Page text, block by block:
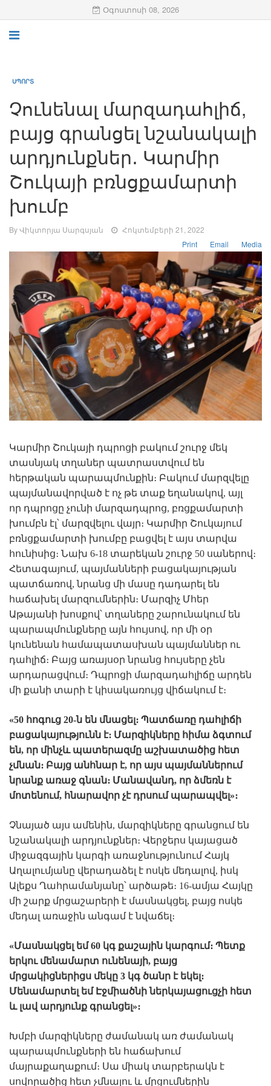
Օգոստոսի 08, 2026
ՍՊՈՐՏ
Չունենալ մարզադահլիճ,
բայց գրանցել նշանակալի
արդյունքներ․ Կարմիր
Շուկայի բռնցքամարտի
խումբ
By Վիկտորյա Սարգսյան
Հոկտեմբերի 21, 2022
Print
Email Media
Կարմիր Շուկայի դպրոցի բակում շուրջ մեկ
տասնյակ տղաներ պատրաստվում են
հերթական պարապմունքին։ Բակում մարզվելը
պայմանավորված է ոչ թե տաք եղանակով, այլ
որ դպրոցը չունի մարզադպրոց, բռցքամարտի
խումբն էլ՝ մարզվելու վայր։ Կարմիր Շուկայում
բռնցքամարտի խումբը բացվել է այս տարվա
հունիսից։ Նախ 6-18 տարեկան շուրջ 50 սաներով։
Հետագայում, պայմանների բացակայության
պատճառով, նրանց մի մասը դադարել են
հաճախել մարզումներին։ Մարզիչ Մհեր
Աթայանի խոսքով՝ տղաները շարունակում են
պարապմունքները այն հույսով, որ մի օր
կունենան համապատասխան պայմաններ ու
դահլիճ։ Բայց առայսօր նրանց հույսերը չեն
արդարացվում։ Դպրոցի մարզադահլիճը արդեն
մի քանի տարի է կիսակառույց վիճակում է։
«50 հոգուց 20-ն են մնացել։ Պատճառը դահլիճի
բացակայությունն է։ Մարզիկները հիմա ձգտում
են, որ մինչև պատերազմը աշխատածից հետ
չմնան։ Բայց անհնար է, որ այս պայմաններում
նրանք առաջ գնան։ Մանավանդ, որ ձմեռն է
մոտենում, հնարավոր չէ դրսում պարապվել»։
Չնայած այս ամենին, մարզիկները գրանցում են
նշանակալի արդյունքներ։ Վերջերս կայացած
միջազգային կարգի առաջնությունում Հայկ
Աղալումյանը վերադաձել է ոսկե մեդալով, իսկ
Ալեքս Ղահրամանյանը՝ արծաթե։ 16-ամյա Հայկը
մի շարք մրցաշարերի է մասնակցել, բայց ոսկե
մեդալ առաջին անգամ է նվաճել։
«Մասնակցել եմ 60 կգ քաշային կարգում։ Պետք
երկու մենամարտ ունենայի, բայց
մրցակիցներիցս մեկը 3 կգ ծանր է եկել։
Մենամարտել եմ Էջմիածնի ներկայացուցչի հետ
և լավ արդյունք գրանցել»։
Խմբի մարզիկները ժամանակ առ ժամանակ
պարապմունքների են հաճախում
մայրաքաղաքում։ Սա միակ տարբերակն է
սովորածից հետ չմնալու և մրցումներին